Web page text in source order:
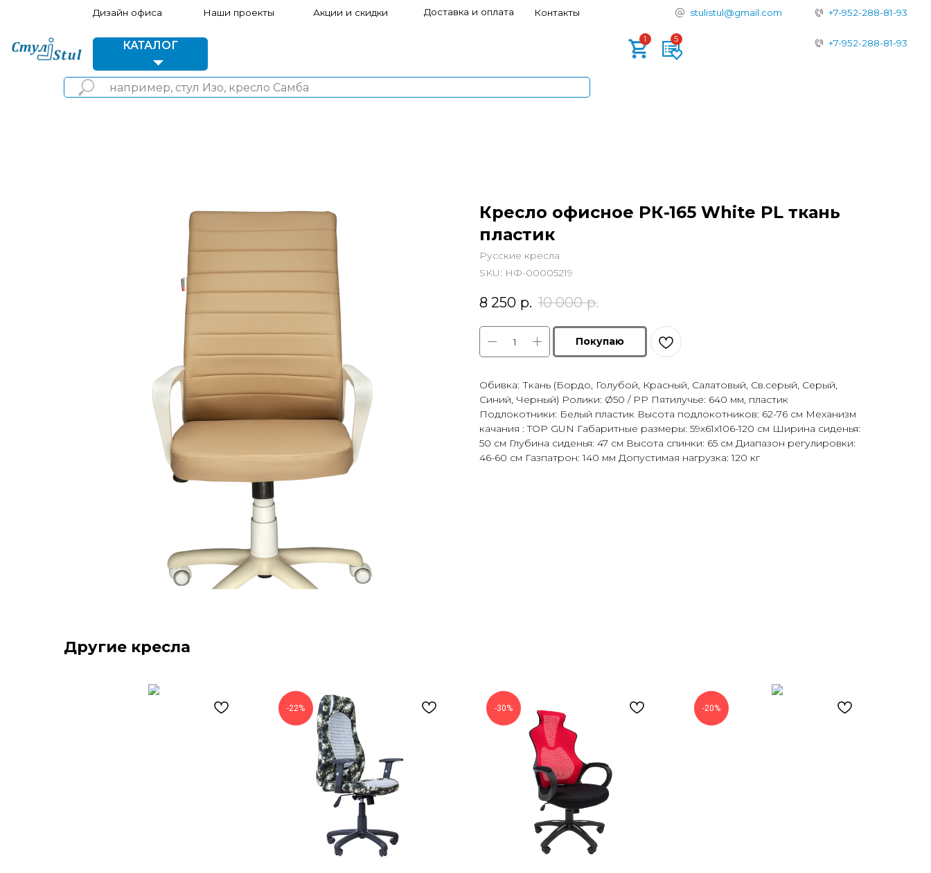
Дизайн офиса Контакты +7-952-288-81-93
stulistul@gmail.com
Доставка и оплата
Наши проекты Акции и скидки
КАТАЛОГ
Кресло офисное РК-165 White PL ткань
пластик
Русские кресла
SKU: НФ-00005219
8 250 р. 10 000 р.
Покупаю
Обивка: Ткань (Бордо, Голубой, Красный, Салатовый, Св.серый, Серый,
Синий, Черный) Ролики: Ø50 / PP Пятилучье: 640 мм, пластик
Подлокотники: Белый пластик Высота подлокотников: 62-76 см Механизм
качания : TOP GUN Габаритные размеры: 59х61х106-120 см Ширина сиденья:
50 см Глубина сиденья: 47 см Высота спинки: 65 см Диапазон регулировки:
46-60 см Газпатрон: 140 мм Допустимая нагрузка: 120 кг
Другие кресла
-22% -30% -20%